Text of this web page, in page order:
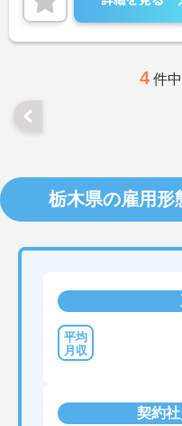
スメです◎
ご興味のある方は、マイナ
せください。
4 件
栃木県の雇用形
契約